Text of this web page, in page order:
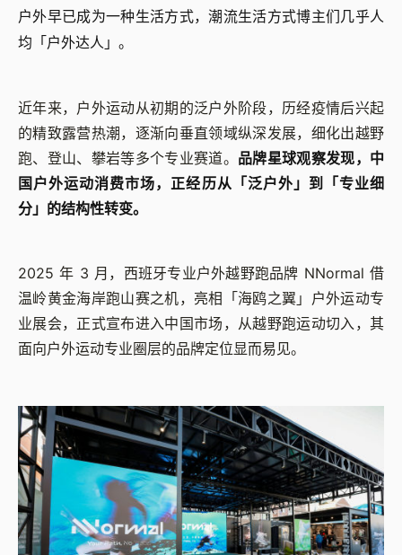
户外早已成为一种生活方式，潮流生活方式博主们几乎人
均「户外达人」。
近年来，户外运动从初期的泛户外阶段，历经疫情后兴起
的精致露营热潮，逐渐向垂直领域纵深发展，细化出越野
跑、登山、攀岩等多个专业赛道。 品牌星球观察发现，中
国户外运动消费市场，正经历从「泛户外」到「专业细
分」的结构性转变。
2025 年 3 月，西班牙专业户外越野跑品牌 NNormal 借
温岭黄金海岸跑山赛之机，亮相「海鸥之翼」户外运动专
业展会，正式宣布进入中国市场，从越野跑运动切入，其
面向户外运动专业圈层的品牌定位显而易见。